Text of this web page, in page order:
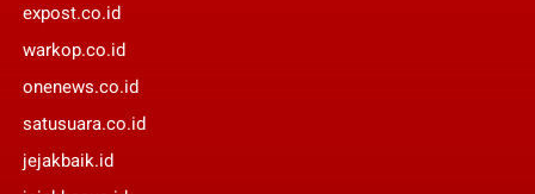
expost.co.id
warkop.co.id
onenews.co.id
satusuara.co.id
jejakbaik.id